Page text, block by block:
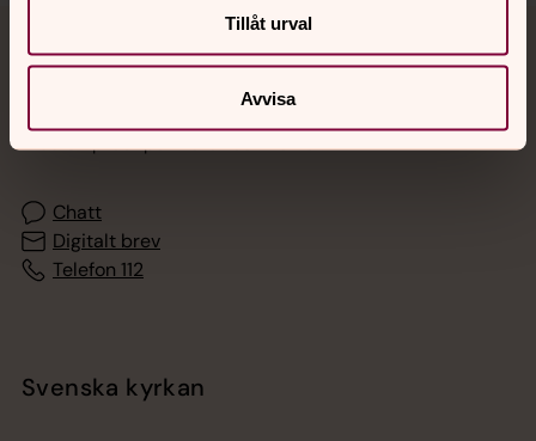
Tillåt urval
Avvisa
Jourhavande präst
Akut samtals- och krisstöd. Prata eller chatta anonymt
med en präst på kvällar och nätter.
Chatt
Digitalt brev
Telefon 112
Svenska kyrkan